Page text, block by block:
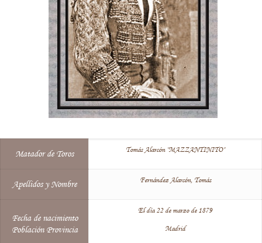
Matador de Toros Tomás Alarcón "MAZZANTINITO"
Apellidos y Nombre Fernández Alarcón, Tomás
Fecha de nacimiento
Población Provincia
El día 22 de marzo de 1879
Madrid